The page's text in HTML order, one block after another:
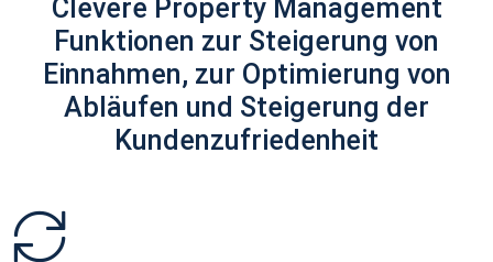
Clevere Property Management
Funktionen zur Steigerung von
Einnahmen, zur Optimierung von
Abläufen und Steigerung der
Kundenzufriedenheit